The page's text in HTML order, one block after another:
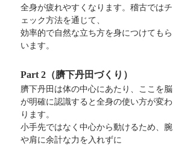
全身が疲れやすくなります。稽古ではチ
ェック方法を通じて、
効率的で自然な立ち方を身につけてもら
います。
Part 2（臍下丹田づくり）
臍下丹田は体の中心にあたり、ここを脳
が明確に認識すると全身の使い方が変わ
ります。
小手先ではなく中心から動けるため、腕
や肩に余計な力を入れずに